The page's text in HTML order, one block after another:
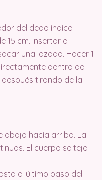
del dedo índice
15 cm. Insertar el
una lazada. Hacer 1
dentro del
tirando de la
abajo hacia arriba. La
El cuerpo se teje
el último paso del